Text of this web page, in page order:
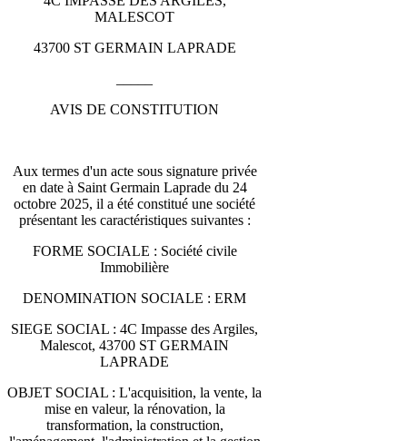
MALESCOT
43700 ST GERMAIN LAPRADE
AVIS DE CONSTITUTION
Aux termes d'un acte sous signature privée
en date à Saint Germain Laprade du 24
octobre 2025, il a été constitué une société
présentant les caractéristiques suivantes :
FORME SOCIALE : Société civile
Immobilière
DENOMINATION SOCIALE : ERM
SIEGE SOCIAL : 4C Impasse des Argiles,
Malescot, 43700 ST GERMAIN
LAPRADE
OBJET SOCIAL : L'acquisition, la vente, la
mise en valeur, la rénovation, la
transformation, la construction,